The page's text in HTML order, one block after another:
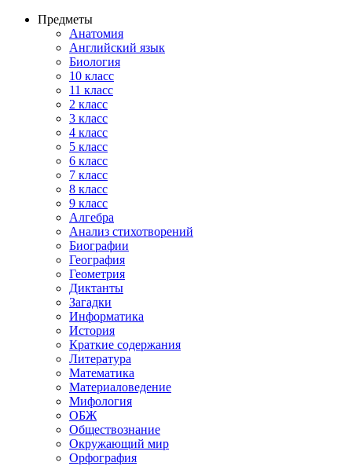
Предметы
Анатомия
Английский язык
Биология
10 класс
11 класс
2 класс
3 класс
4 класс
5 класс
6 класс
7 класс
8 класс
9 класс
Алгебра
Анализ стихотворений
Биографии
География
Геометрия
Диктанты
Загадки
Информатика
История
Краткие содержания
Литература
Математика
Материаловедение
Мифология
ОБЖ
Обществознание
Окружающий мир
Орфография